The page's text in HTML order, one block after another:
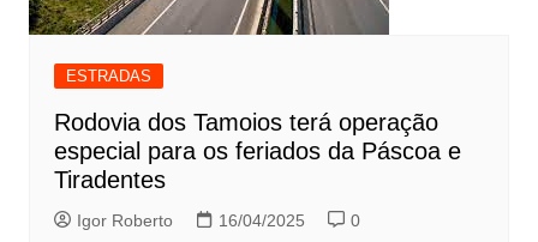
ESTRADAS
Rodovia dos Tamoios terá operação
especial para os feriados da Páscoa e
Tiradentes
Igor Roberto 16/04/2025 0